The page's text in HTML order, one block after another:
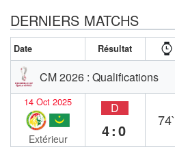
DERNIERS MATCHS
Date Résultat
CM 2026 : Qualifications
14 Oct 2025
Extérieur
D
4:0
74`